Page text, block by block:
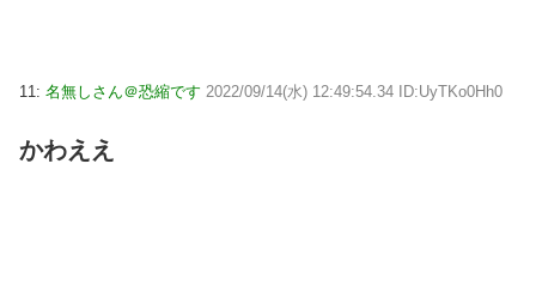
11: 名無しさん＠恐縮です 2022/09/14(水) 12:49:54.34 ID:UyTKo0Hh0
かわええ